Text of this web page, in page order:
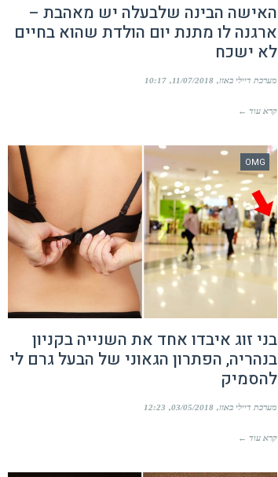
האישה הבינה שלבעלה יש מאהבת –
ארגנה לו מתנת יום הולדת שהוא בחיים
לא ישכח
מערכת דיילי באזז 11/07/2018
10:17
קרא עוד ←
OMG
בני זוג איבדו אחד את השנייה בקניון
בנהריה, הפתרון הגאוני של הבעל גרם לי
להסמיק
מערכת דיילי באזז 03/05/2018
12:23
קרא עוד ←